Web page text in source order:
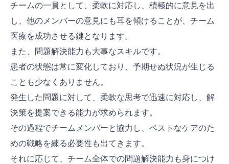
チームの一員として、柔軟に対応し、積極的に意見を出
し、他のメンバーの意見にも耳を傾けることが、チーム
医療を成功させる鍵となります。
また、問題解決能力も大事なスキルです。
患者の状態は常に変化しており、予期せぬ状況が生じる
ことも少なくありません。
発生した問題に対して、柔軟な思考で迅速に対応し、解
決策を提案できる能力が求められます。
その過程でチームメンバーと協力し、ベストなケアのた
めの戦略を練る必要性も出てきます。
それに応じて、チーム全体での問題解決能力も身につけ